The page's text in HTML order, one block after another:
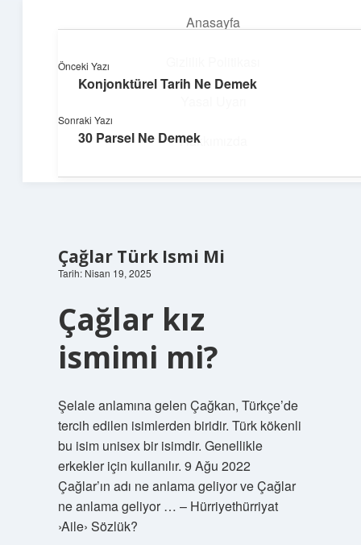
Anasayfa
Hakkımızda
Hızlı Baskı Tüyoları
Yaratıcı fikirlerle projelerini canlandır!
Çağlar Türk Ismi Mi
Tarih: Nisan 19, 2025
Çağlar kız
ismimi mi?
Şelale anlamına gelen Çağkan, Türkçe’de
tercih edilen isimlerden biridir. Türk kökenli
bu isim unisex bir isimdir. Genellikle
erkekler için kullanılır. 9 Ağu 2022
Çağlar’ın adı ne anlama geliyor ve Çağlar
ne anlama geliyor … – Hürriyethürriyat
›Aile› Sözlük?
Önceki Yazı
Konjonktürel Tarih Ne Demek
Sonraki Yazı
30 Parsel Ne Demek